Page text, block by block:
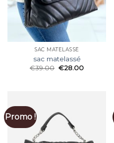
SAC MATELASSÉ
sac matelassé
€39.00 €28.00
Promo !